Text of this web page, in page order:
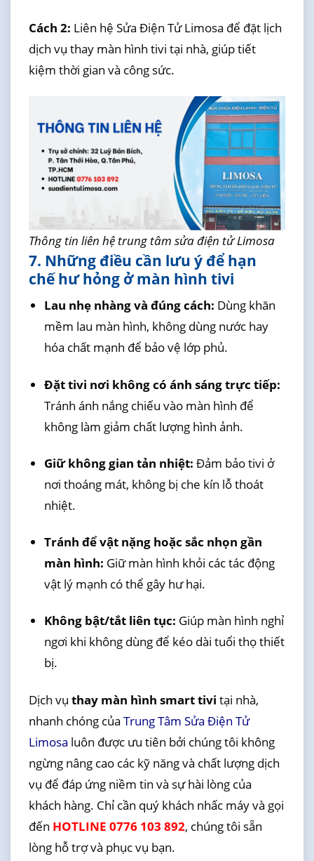
Cách 2: Liên hệ Sửa Điện Tử Limosa để đặt lịch
dịch vụ thay màn hình tivi tại nhà, giúp tiết
kiệm thời gian và công sức.
Thông tin liên hệ trung tâm sửa điện tử Limosa
7. Những điều cần lưu ý để hạn
chế hư hỏng ở màn hình tivi
Lau nhẹ nhàng và đúng cách: Dùng khăn
mềm lau màn hình, không dùng nước hay
hóa chất mạnh để bảo vệ lớp phủ.
Đặt tivi nơi không có ánh sáng trực tiếp:
Tránh ánh nắng chiếu vào màn hình để
không làm giảm chất lượng hình ảnh.
Giữ không gian tản nhiệt: Đảm bảo tivi ở
nơi thoáng mát, không bị che kín lỗ thoát
nhiệt.
Tránh để vật nặng hoặc sắc nhọn gần
màn hình: Giữ màn hình khỏi các tác động
vật lý mạnh có thể gây hư hại.
Không bật/tắt liên tục: Giúp màn hình nghỉ
ngơi khi không dùng để kéo dài tuổi thọ thiết
bị.
Dịch vụ thay màn hình smart tivi tại nhà,
nhanh chóng của Trung Tâm Sửa Điện Tử
Limosa luôn được ưu tiên bởi chúng tôi không
ngừng nâng cao các kỹ năng và chất lượng dịch
vụ để đáp ứng niềm tin và sự hài lòng của
khách hàng. Chỉ cần quý khách nhấc máy và gọi
đến HOTLINE 0776 103 892, chúng tôi sẵn
lòng hỗ trợ và phục vụ bạn.